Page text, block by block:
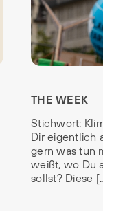
THE WEEK
Stichwort:
Dir eigentlich
gern was tun
weißt, wo Du
sollst? Diese […]